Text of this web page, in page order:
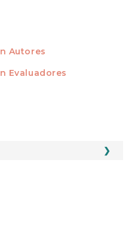
Autores
Evaluadores